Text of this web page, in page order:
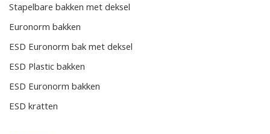
Stapelbare bakken met deksel
Euronorm bakken
ESD Euronorm bak met deksel
ESD Plastic bakken
ESD Euronorm bakken
ESD kratten